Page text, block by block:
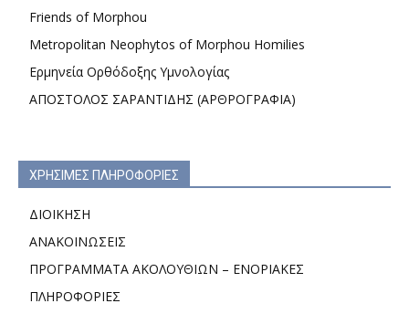
Friends of Morphou
Metropolitan Neophytos of Morphou Homilies
Ερμηνεία Ορθόδοξης Υμνολογίας
ΑΠΟΣΤΟΛΟΣ ΣΑΡΑΝΤΙΔΗΣ (ΑΡΘΡΟΓΡΑΦΙΑ)
ΧΡΗΣΙΜΕΣ ΠΛΗΡΟΦΟΡΙΕΣ
ΔΙΟΙΚΗΣΗ
ΑΝΑΚΟΙΝΩΣΕΙΣ
ΠΡΟΓΡΑΜΜΑΤΑ ΑΚΟΛΟΥΘΙΩΝ – ΕΝΟΡΙΑΚΕΣ
ΠΛΗΡΟΦΟΡΙΕΣ